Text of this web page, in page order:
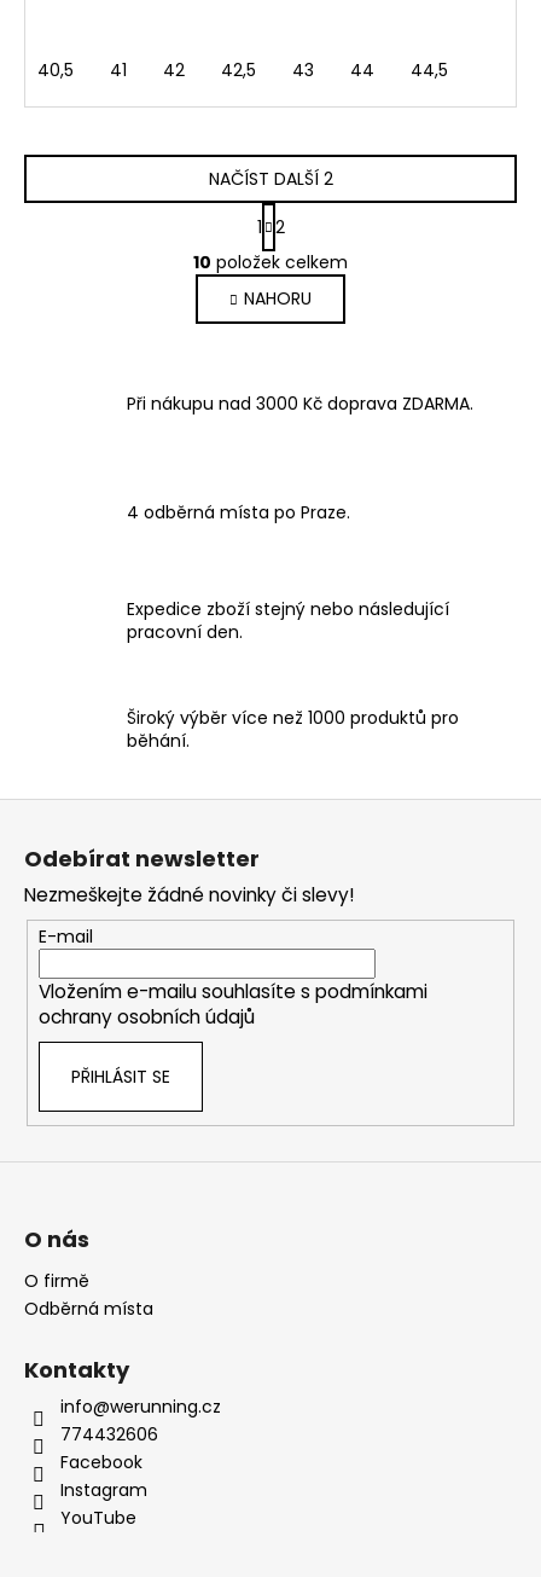
40,5 41 42 42,5 43 44 44,5
O
v
l
á
c
v
v
ý
u
NAČÍST DALŠÍ 2
S
t
r
á
n
k
á
n
1 2
10 položek celkem
NAHORU
Při nákupu nad 3000 Kč doprava ZDARMA.
4 odběrná místa po Praze.
Expedice zboží stejný nebo následující
pracovní den.
Široký výběr více než 1000 produktů pro
běhání.
Z
Odebírat newsletter
Nezmeškejte žádné novinky či slevy!
E-mail
Vložením e-mailu souhlasíte s podmínkami
ochrany osobních údajů
PŘIHLÁSIT SE
O nás
O firmě
Odběrná místa
Kontakty
info@werunning.cz
774432606
Facebook
Instagram
YouTube